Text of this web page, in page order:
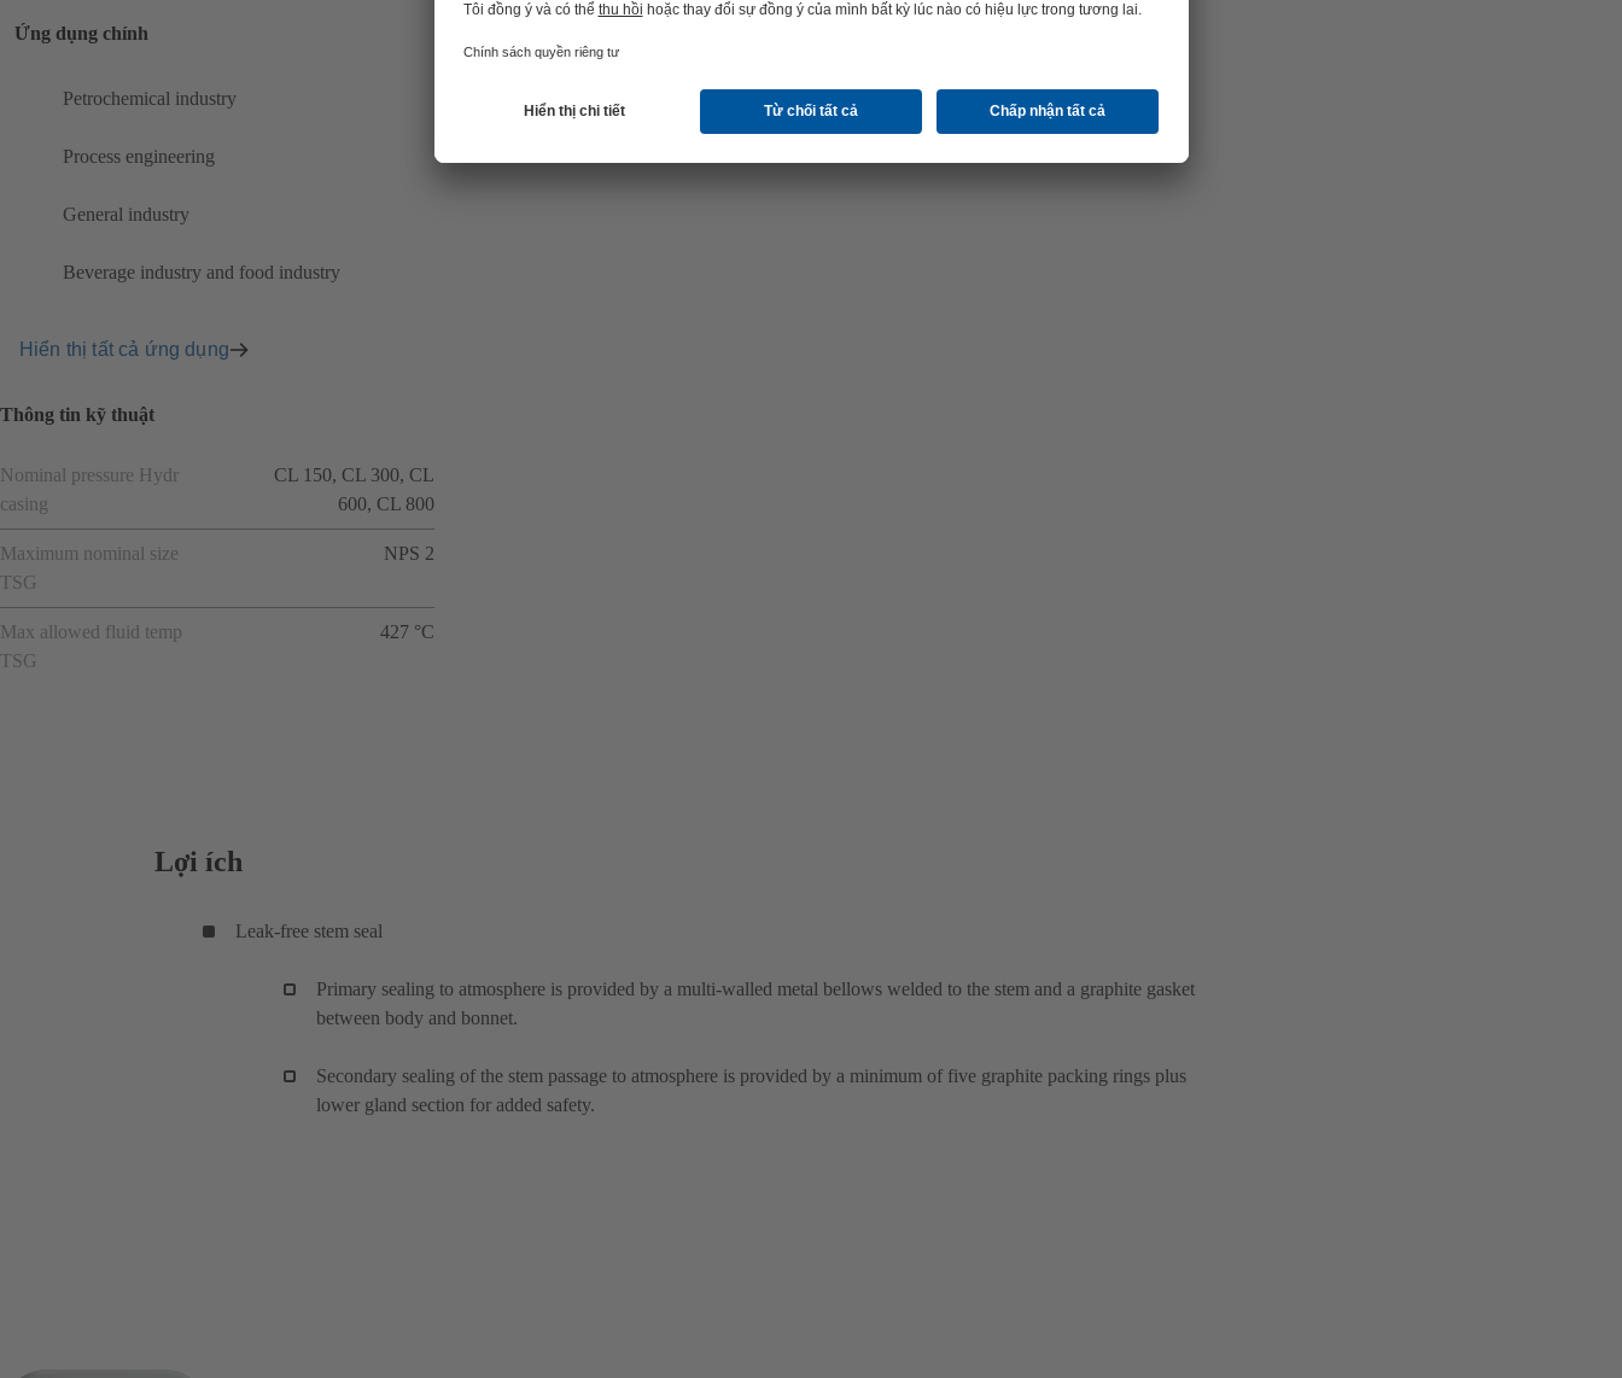
Ứng dụng chính
Petrochemical industry
Process engineering
General industry
Beverage industry and food industry
Hiển thị tất cả ứng dụng
Thông tin kỹ thuật
Nominal pressure Hydr
casing
CL 150, CL 300, CL
600, CL 800
Maximum nominal size
TSG
NPS 2
Max allowed fluid temp
TSG
427 °C
Lợi ích
Leak-free stem seal
Primary sealing to atmosphere is provided by a multi-walled metal bellows welded to the stem and a graphite gasket
between body and bonnet.
Secondary sealing of the stem passage to atmosphere is provided by a minimum of five graphite packing rings plus
lower gland section for added safety.